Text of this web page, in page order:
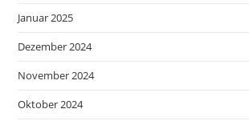
Januar 2025
Dezember 2024
November 2024
Oktober 2024